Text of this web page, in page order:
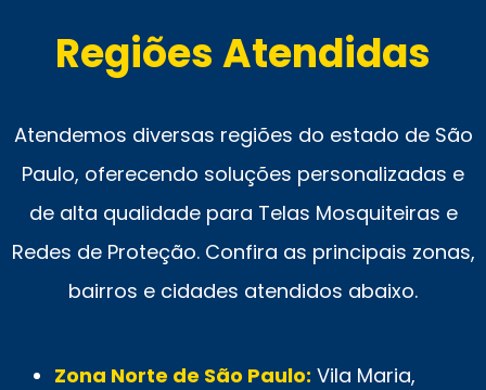
Regiões Atendidas
Atendemos diversas regiões do estado de São
Paulo, oferecendo soluções personalizadas e
de alta qualidade para Telas Mosquiteiras e
Redes de Proteção. Confira as principais zonas,
bairros e cidades atendidos abaixo.
Zona Norte de São Paulo: Vila Maria,